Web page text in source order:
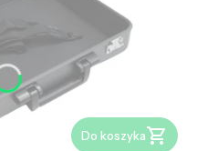
Do koszyka